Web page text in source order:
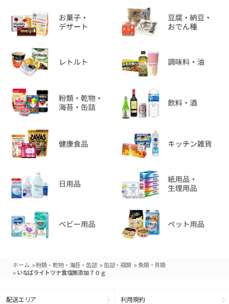
ホーム >粉類・乾物・海苔・缶詰 >缶詰・瓶類 > 魚類・貝類
> いなばライトツナ食塩無添加７０ｇ
配送エリア 利用規約